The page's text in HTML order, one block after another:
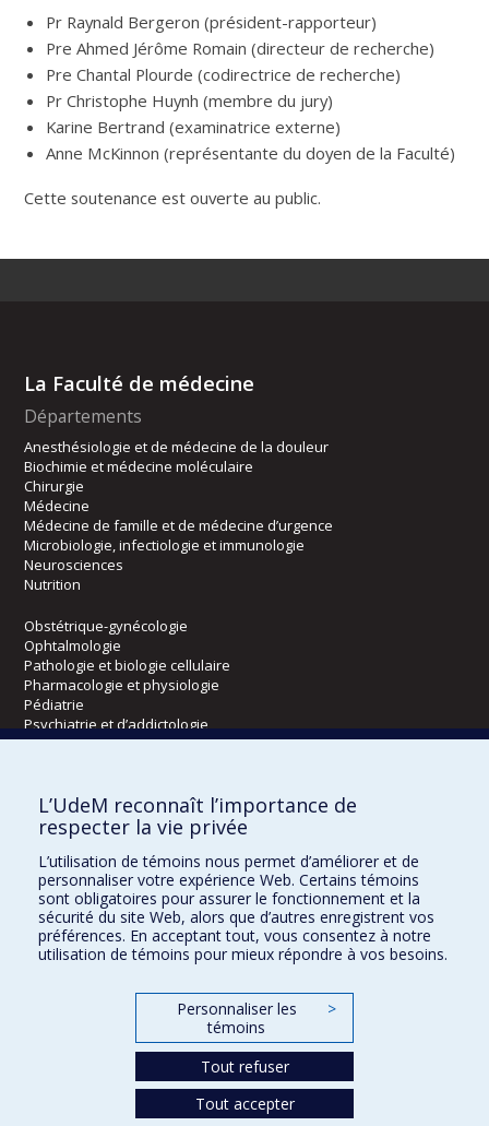
Pr Raynald Bergeron (président-rapporteur)
Pre Ahmed Jérôme Romain (directeur de recherche)
Pre Chantal Plourde (codirectrice de recherche)
Pr Christophe Huynh (membre du jury)
Karine Bertrand (examinatrice externe)
Anne McKinnon (représentante du doyen de la Faculté)
Cette soutenance est ouverte au public.
La Faculté de médecine
Départements
Anesthésiologie et de médecine de la douleur
Biochimie et médecine moléculaire
Chirurgie
Médecine
Médecine de famille et de médecine d’urgence
Microbiologie, infectiologie et immunologie
Neurosciences
Nutrition
Obstétrique-gynécologie
Ophtalmologie
Pathologie et biologie cellulaire
Pharmacologie et physiologie
Pédiatrie
Psychiatrie et d’addictologie
Radiologie, radio-oncologie et médecine nucléaire
Écoles
Orthophonie et audiologie
Réadaptation
Directions
L’UdeM reconnaît l’importance de
respecter la vie privée
L’utilisation de témoins nous permet d’améliorer et de
personnaliser votre expérience Web. Certains témoins
sont obligatoires pour assurer le fonctionnement et la
sécurité du site Web, alors que d’autres enregistrent vos
préférences. En acceptant tout, vous consentez à notre
utilisation de témoins pour mieux répondre à vos besoins.
Personnaliser les
témoins
>
Tout refuser
Tout accepter